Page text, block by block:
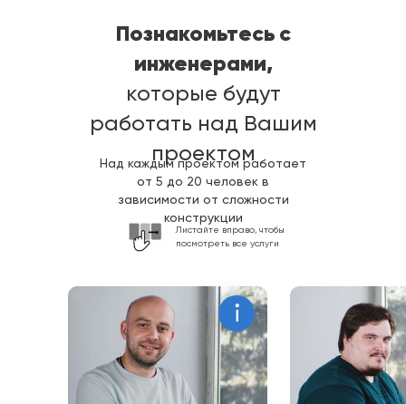
Познакомьтесь с
инженерами,
которые будут
работать над Вашим
проектом
Над каждым проектом работает
от 5 до 20 человек в
зависимости от сложности
конструкции
Листайте вправо, чтобы
посмотреть все услуги